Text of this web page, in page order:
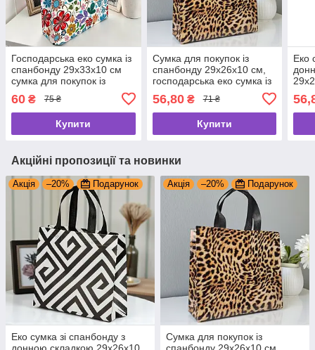
Господарська еко сумка із
спанбонду 29х33х10 см
сумка для покупок із
60 ₴ 75 ₴
Купити
Сумка для покупок із
спанбонду 29х26х10 см,
господарська еко сумка із
56,80₴ 71 ₴
Купити
Еко
Акційні пропозиції та новинки
Акція –20% Подарунок
Еко сумка зі спанбонду з
донною складкою 29х26х10
Акція –20% Подарунок
Сумка для покупок із
спанбонду 29х26х10 см,